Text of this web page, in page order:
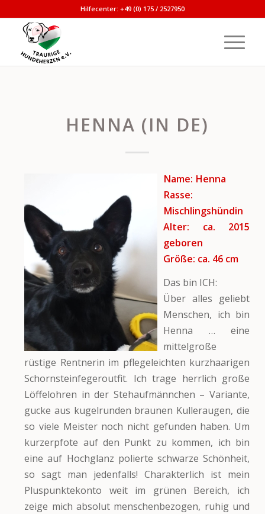
Hilfecenter: +49 (0) 175 / 2527950
HENNA (IN DE)
Name: Henna
Rasse:
Mischlingshündin
Alter: ca. 2015
geboren
Größe: ca. 46 cm
Das bin ICH:
Über alles geliebt
Menschen, ich bin
Henna … eine
mittelgroße
rüstige Rentnerin im pflegeleichten kurzhaarigen
Schornsteinfegeroutfit. Ich trage herrlich große
Löffelohren in der Stehaufmännchen – Variante,
gucke aus kugelrunden braunen Kulleraugen, die
so viele Meister noch nicht gefunden haben. Um
kurzerpfote auf den Punkt zu kommen, ich bin
eine auf Hochglanz polierte schwarze Schönheit,
so sagt man jedenfalls! Charakterlich ist mein
Pluspunktekonto weit im grünen Bereich, ich
zeige mich absolut menschenbezogen, ruhig und